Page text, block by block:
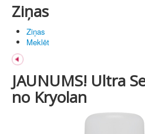
Ziņas
Ziņas
Meklēt
JAUNUMS! Ultra
no Kryolan